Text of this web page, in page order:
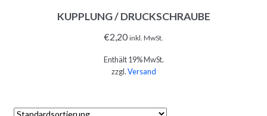
KUPPLUNG / DRUCKSCHRAUBE
€2,20 inkl. MwSt.
Enthält 19% MwSt.
zzgl.Versand